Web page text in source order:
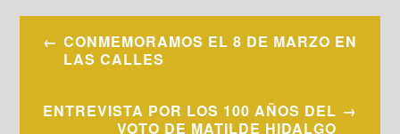
Navegación
entradas
CONMEMORAMOS EL 8 DE MARZO EN
LAS CALLES
ENTREVISTA POR LOS 100 AÑOS DEL
VOTO DE MATILDE HIDALGO